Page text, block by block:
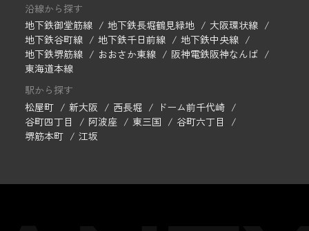
沿線から探す
地下鉄御堂筋線
地下鉄長堀鶴見緑地
大阪環状線
地下鉄谷町線
地下鉄千日前線
地下鉄中央線
地下鉄堺筋線
おおさか東線
阪神電鉄阪神なんば
東海道本線
駅から探す
松屋町
新大阪 西長堀
ドーム前千代崎
谷町四丁目
阿波座 東三国
谷町六丁目
堺筋本町
江坂